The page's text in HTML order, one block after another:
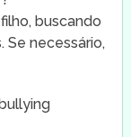
buscando
necessário,